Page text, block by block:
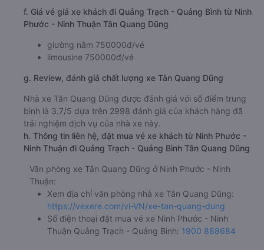
f. Giá vé giá xe khách đi Quảng Trạch - Quảng Bình từ Ninh
Phước - Ninh Thuận Tân Quang Dũng
giường nằm 750000đ/vé
limousine 750000đ/vé
g. Review, đánh giá chất lượng xe Tân Quang Dũng
Nhà xe Tân Quang Dũng được đánh giá với số điểm trung
bình là 3.7/5 dựa trên 2998 đánh giá của khách hàng đã
trải nghiệm dịch vụ của nhà xe này.
h. Thông tin liên hệ, đặt mua vé xe khách từ Ninh Phước -
Ninh Thuận đi Quảng Trạch - Quảng Bình Tân Quang Dũng
Văn phòng xe Tân Quang Dũng ở Ninh Phước - Ninh
Thuận:
Xem địa chỉ văn phòng nhà xe Tân Quang Dũng:
https://vexere.com/vi-VN/xe-tan-quang-dung
Số điện thoại đặt mua vé xe Ninh Phước - Ninh
Thuận Quảng Trạch - Quảng Bình: 1900 888684